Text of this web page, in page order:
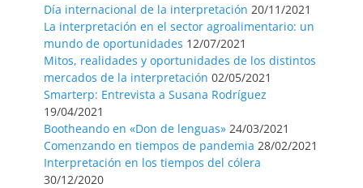
Día internacional de la interpretación 20/11/2021
La interpretación en el sector agroalimentario: un
mundo de oportunidades 12/07/2021
Mitos, realidades y oportunidades de los distintos
mercados de la interpretación 02/05/2021
Smarterp: Entrevista a Susana Rodríguez
19/04/2021
Bootheando en «Don de lenguas» 24/03/2021
Comenzando en tiempos de pandemia 28/02/2021
Interpretación en los tiempos del cólera
30/12/2020